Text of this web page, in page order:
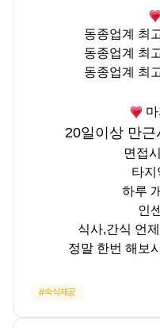
동종업계 최
동종업계 최
동종업계 최
20일이상 만
면접
타지
하루
인
식사,간식 언
정말 한번 해보
숙식제공